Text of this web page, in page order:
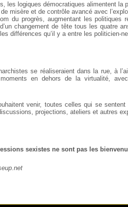
les logiques démocratiques alimentent la
misère et de contrôle avancé avec
du progrès, augmentant les politiques
changement de tête tous les quatre
différences qu’il y a entre les politicien-
se réaliseraient dans la rue, à
en dehors de la virtualité,
venir, toutes celles qui se
projections, ateliers et autres
sexistes ne sont pas les